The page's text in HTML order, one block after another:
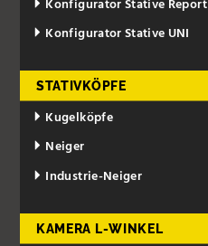
Konfigurator Stative Report
Konfigurator Stative UNI
STATIVKÖPFE
Kugelköpfe
Neiger
Industrie-Neiger
KAMERA L-WINKEL